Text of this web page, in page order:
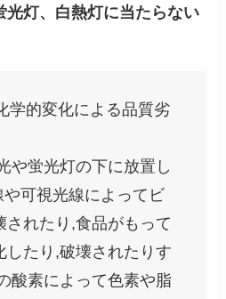
光灯、白熱灯に当たらない
学的変化による品質劣
や蛍光灯の下に放置し
可視光線によってビ
されたり,食品がもって
したり,破壊されたりす
酸素によって色素や脂